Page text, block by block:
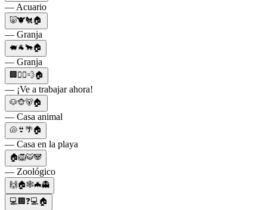
— Acuario
🐷🐮🐔🏠
— Granja
🐖🐐🐂🏠
— Granja
🏢🏃‍♂️💨🏠
— ¡Ve a trabajar ahora!
🐶🐵🐻🏠
— Casa animal
🐚👙🌴🏠
— Casa en la playa
🏠🦁🐯🐼
— Zoológico
🙌🏠🕸🦇👻
💻🏢❓💻🏠